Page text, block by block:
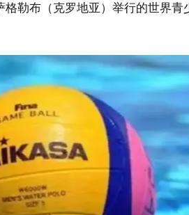
格勒布（克罗地亚）举行的世界青